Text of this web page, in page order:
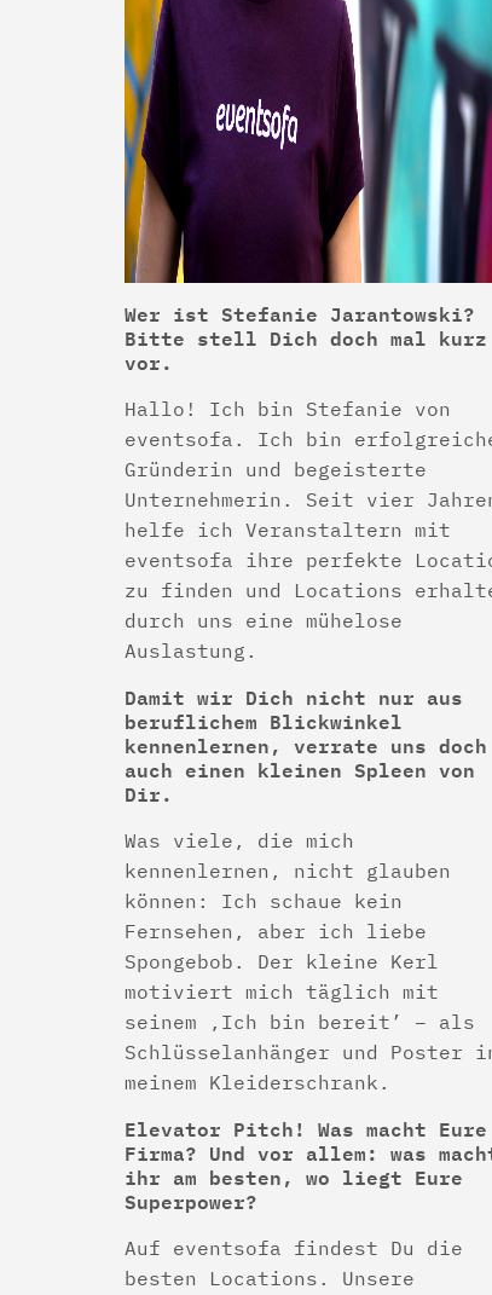
Wer ist Stefanie Jarantowski?
Bitte stell Dich doch mal kurz
vor.
Hallo! Ich bin Stefanie von
eventsofa. Ich bin
Gründerin und begeisterte
Unternehmerin. Seit vier
helfe ich Veranstaltern mit
eventsofa ihre perfekte
zu finden und Locations
durch uns eine mühelose
Auslastung.
Damit wir Dich nicht nur aus
beruflichem Blickwinkel
kennenlernen, verrate uns doch
auch einen kleinen Spleen von
Dir.
Was viele, die mich
kennenlernen, nicht glauben
können: Ich schaue kein
Fernsehen, aber ich liebe
Spongebob. Der kleine Kerl
motiviert mich täglich mit
seinem ‚Ich bin bereit’ – als
Schlüsselanhänger und Poster
meinem Kleiderschrank.
Elevator Pitch! Was macht Eure
Firma? Und vor allem: was
ihr am besten, wo liegt Eure
Superpower?
Auf eventsofa findest Du die
besten Locations. Unsere